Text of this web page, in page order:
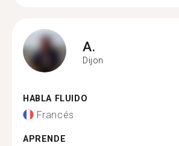
A.
Dijon
HABLA FLUIDO
Francés
APRENDE